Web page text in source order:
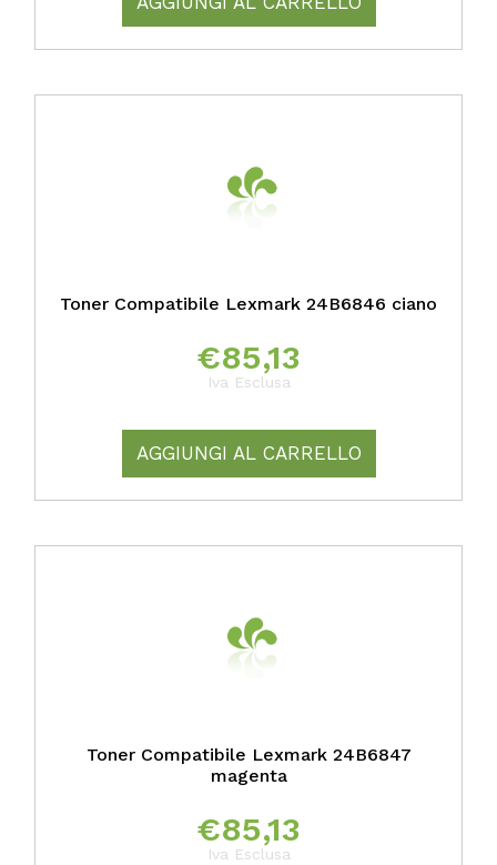
Toner Compatibile Lexmark 24B6846 ciano
€85,13
Iva Esclusa
AGGIUNGI AL CARRELLO
Toner Compatibile Lexmark 24B6847
magenta
€85,13
Iva Esclusa